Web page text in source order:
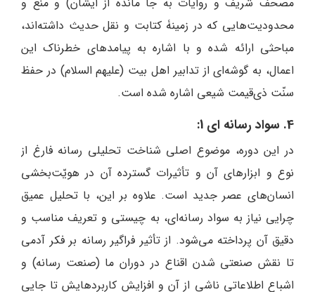
محدودیت‌هایی که در زمینۀ کتابت و نقل حدیث داشته‌اند،
مباحثی ارائه شده و با اشاره به پیامدهای خطرناک این
اعمال، به گوشه‌ای از تدابیر اهل بیت (علیهم السلام) در حفظ
سنّت ذی‌قیمت شیعی اشاره شده است.
4. سواد رسانه ای 1:
در این دوره، موضوع اصلی شناخت تحلیلی رسانه فارغ از
نوع و ابزارهای آن و تأثیرات گسترده آن در هویّت‌بخشی
انسان‌های عصر جدید است. علاوه بر این، با تحلیل عمیق
چرایی نیاز به سواد رسانه‌ای، به چیستی و تعریف مناسب و
دقیق آن پرداخته می‌شود. از تأثیر فراگیر رسانه بر فکر آدمی
تا نقش صنعتی شدن اقناع در دوران ما (صنعت رسانه) و
اشباع اطلاعاتی ناشی از آن و افزایش کاربردهایش تا جایی